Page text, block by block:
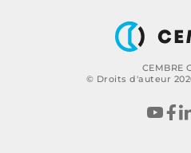
CEMBRE
© Droits d'auteur